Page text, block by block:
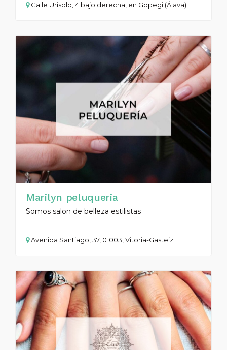
Calle Urisolo, 4 bajo derecha, en Gopegi (Álava)
Marilyn peluqueria
Somos salon de belleza estilistas
Avenida Santiago, 37, 01003, Vitoria-Gasteiz